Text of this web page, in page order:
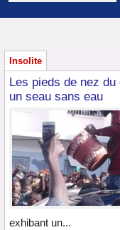
Insolite
Les pieds de nez
un seau sans eau
exhibant un...